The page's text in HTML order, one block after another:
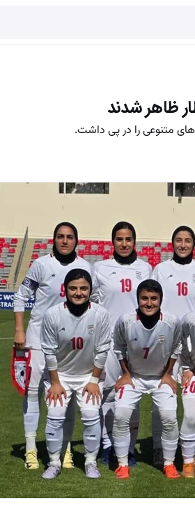
ظاهر شدند
متنوعی را در پی داشت.